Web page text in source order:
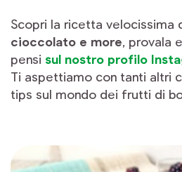
Scopri la ricetta velocissima
cioccolato e more, provala
pensi sul nostro profilo
Ti aspettiamo con tanti altri
tips sul mondo dei frutti di